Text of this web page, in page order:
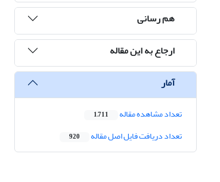
هم رسانی
ارجاع به این مقاله
آمار
تعداد مشاهده مقاله 1,711
تعداد دریافت فایل اصل مقاله 920